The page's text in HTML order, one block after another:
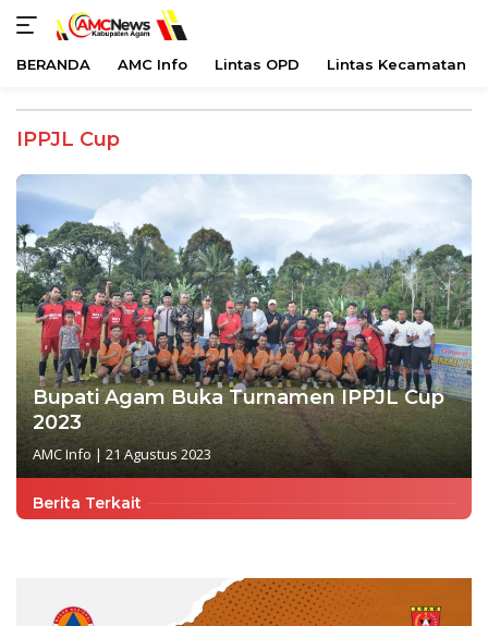
konten
BERANDA AMC Info Lintas OPD Lintas Kecamatan
IPPJL Cup
Bupati Agam Buka Turnamen IPPJL Cup
2023
AMC Info | 21 Agustus 2023
Berita Terkait